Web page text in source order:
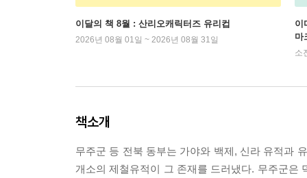
이달의 책 8월 : 산리오캐릭터즈 유리컵
2026년 08월 01일 ~ 2026년 08월 31일
이
마
소
책소개
무주군 등 전북 동부는 가야와 백제, 신라 유적과
개소의 제철유적이 그 존재를 드러냈다. 무주군은